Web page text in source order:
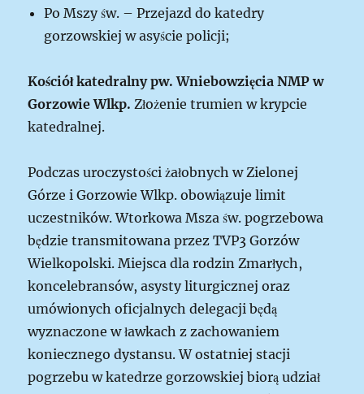
Po Mszy św. – Przejazd do katedry
gorzowskiej w asyście policji;
Kościół katedralny pw. Wniebowzięcia NMP w
Gorzowie Wlkp.Złożenie trumien w krypcie
katedralnej.
Podczas uroczystości żałobnych w Zielonej
Górze i Gorzowie Wlkp. obowiązuje limit
uczestników. Wtorkowa Msza św. pogrzebowa
będzie transmitowana przez TVP3 Gorzów
Wielkopolski. Miejsca dla rodzin Zmarłych,
koncelebransów, asysty liturgicznej oraz
umówionych oficjalnych delegacji będą
wyznaczone w ławkach z zachowaniem
koniecznego dystansu. W ostatniej stacji
pogrzebu w katedrze gorzowskiej biorą udział